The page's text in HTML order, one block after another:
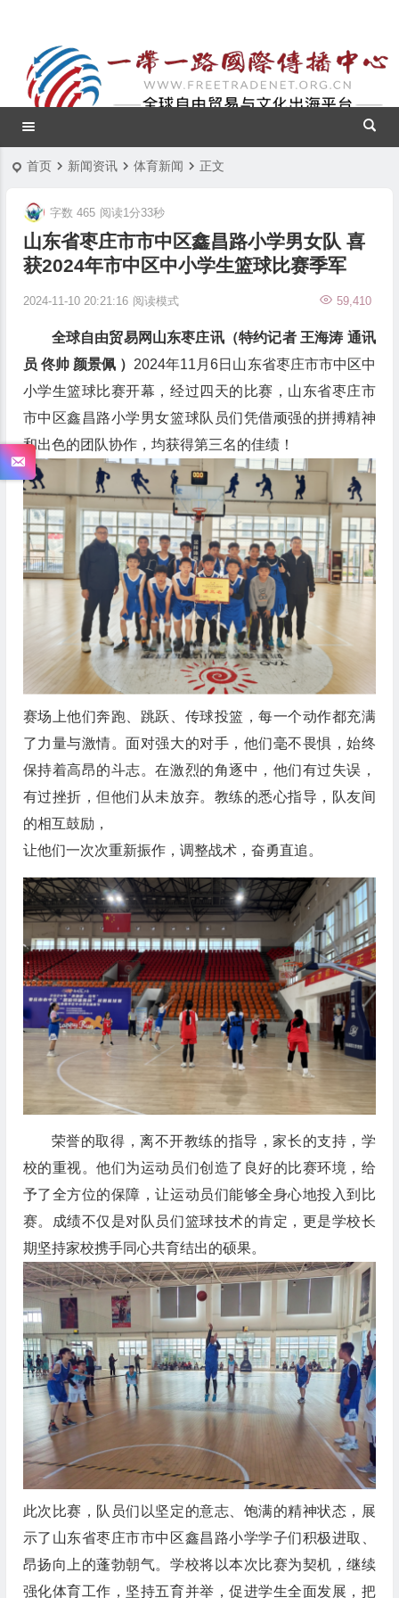
首页 新闻资讯 体育新闻 正文
山东省枣庄市市中区鑫昌路小学男女队 喜
获2024年市中区中小学生篮球比赛季军
2024-11-10 20:21:16 59,410
字数 465 阅读1分33秒
阅读模式
全球自由贸易网山东枣庄讯（特约记者 王海涛 通讯
员 佟帅 颜景佩 ） 2024年11月6日山东省枣庄市市中区中
小学生篮球比赛开幕，经过四天的比赛，山东省枣庄市
市中区鑫昌路小学男女篮球队员们凭借顽强的拼搏精神
和出色的团队协作，均获得第三名的佳绩！
赛场上他们奔跑、跳跃、传球投篮，每一个动作都充满
了力量与激情。面对强大的对手，他们毫不畏惧，始终
保持着高昂的斗志。在激烈的角逐中，他们有过失误，
有过挫折，但他们从未放弃。教练的悉心指导，队友间
的相互鼓励，
让他们一次次重新振作，调整战术，奋勇直追。
荣誉的取得，离不开教练的指导，家长的支持，学
校的重视。他们为运动员们创造了良好的比赛环境，给
予了全方位的保障，让运动员们能够全身心地投入到比
赛。成绩不仅是对队员们篮球技术的肯定，更是学校长
期坚持家校携手同心共育结出的硕果。
此次比赛，队员们以坚定的意志、饱满的精神状态，展
示了山东省枣庄市市中区鑫昌路小学学子们积极进取、
昂扬向上的蓬勃朝气。学校将以本次比赛为契机，继续
强化体育工作，坚持五育并举，促进学生全面发展，把